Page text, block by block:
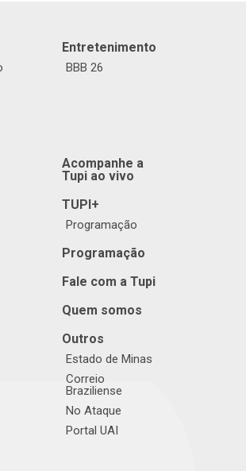
Entretenimento
BBB 26
Acompanhe a
Tupi ao vivo
TUPI+
Programação
Programação
Fale com a Tupi
Quem somos
Outros
Estado de Minas
Correio
Braziliense
No Ataque
Portal UAI